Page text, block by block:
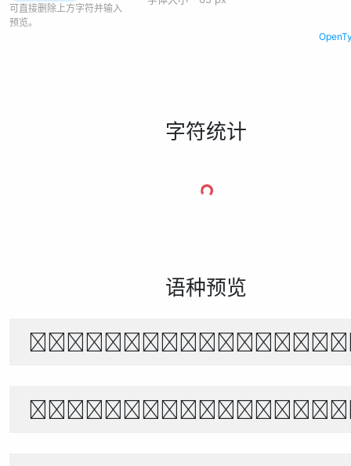
可直接删除上方字符并输入
预览。
字符统计
语种预览
The quick brown
あきのよの つきにさびしき をがは